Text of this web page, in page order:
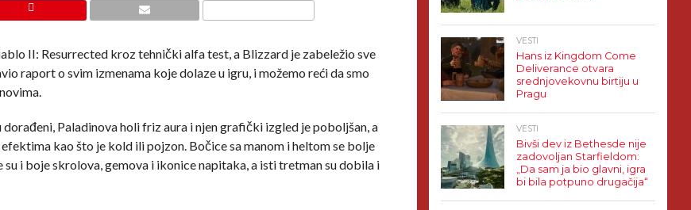
II: Resurrected kroz tehnički alfa test, a Blizzard je zabeležio sve
raport o svim izmenama koje dolaze u igru, i možemo reći da smo
Paladinova holi friz aura i njen grafički izgled je poboljšan, a
kao što je kold ili pojzon. Bočice sa manom i heltom se bolje
i boje skrolova, gemova i ikonice napitaka, a isti tretman su dobila i
VESTI
Hans iz Kingdom Come
Deliverance otvara
srednjovekovnu birtiju u
Pragu
VESTI
Bivši dev iz Bethesde nije
zadovoljan Starfieldom:
„Da sam ja bio glavni, igra
bi bila potpuno drugačija“